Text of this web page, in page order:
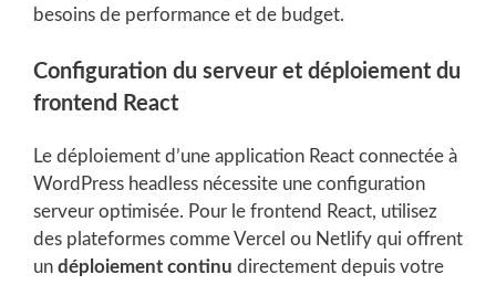
besoins de performance et de budget.
Configuration du serveur et déploiement du
frontend React
Le déploiement d’une application React connectée à
WordPress headless nécessite une configuration
serveur optimisée. Pour le frontend React, utilisez
des plateformes comme Vercel ou Netlify qui offrent
un déploiement continu directement depuis votre